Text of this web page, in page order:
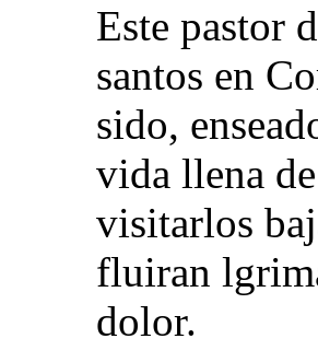
Este pastor
santos en
sido,
vida llena
visitarlos
fluiran
dolor.